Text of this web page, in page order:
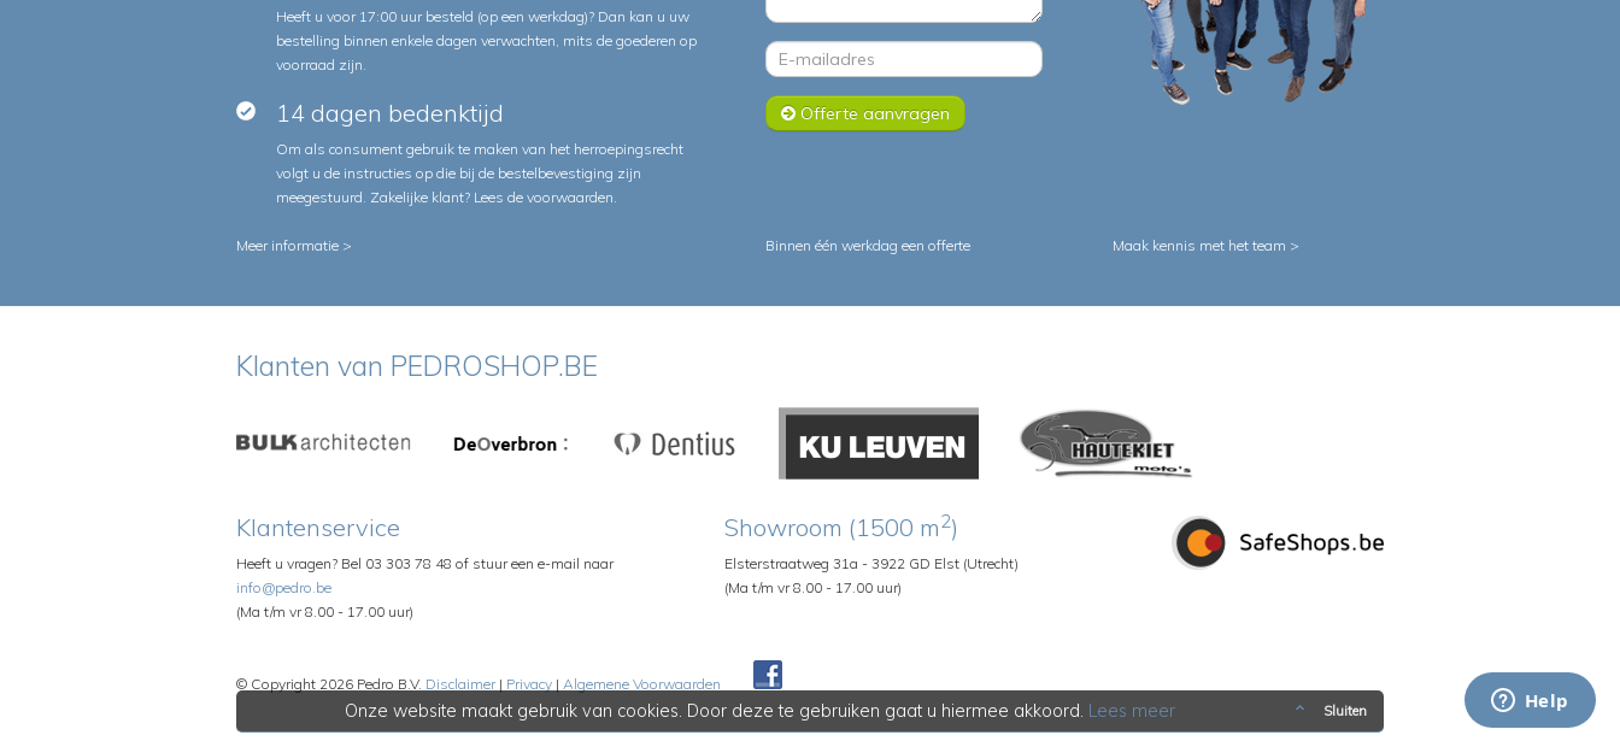
Onze website maakt gebruik van cookies. Door deze te gebruiken gaat u hiermee akkoord. Lees meer Sluiten
Heeft u voor 17:00 uur besteld (op een werkdag)? Dan kan u uw
bestelling binnen enkele dagen verwachten, mits de goederen op
voorraad zijn.
14 dagen bedenktijd
Om als consument gebruik te maken van het herroepingsrecht
volgt u de instructies op die bij de bestelbevestiging zijn
meegestuurd. Zakelijke klant? Lees de voorwaarden.
Offerte aanvragen
Meer informatie > Binnen één werkdag een offerte Maak kennis met het team >
Klanten van PEDROSHOP.BE
Klantenservice
Heeft u vragen? Bel 03 303 78 48 of stuur een e-mail naar
info@pedro.be
(Ma t/m vr 8.00 - 17.00 uur)
Showroom (1500 m2)
Elsterstraatweg 31a - 3922 GD Elst (Utrecht)
(Ma t/m vr 8.00 - 17.00 uur)
© Copyright 2026 Pedro B.V. Disclaimer| Privacy | Algemene Voorwaarden
Pedroshop